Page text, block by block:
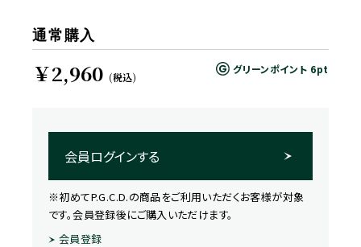
通常購入
￥2,960 (税込)
グリーンポイント 6pt
会員ログインする
※初めてP.G.C.D.の商品をご利用いただくお客様が対象
です。会員登録後にご購入いただけます。
会員登録